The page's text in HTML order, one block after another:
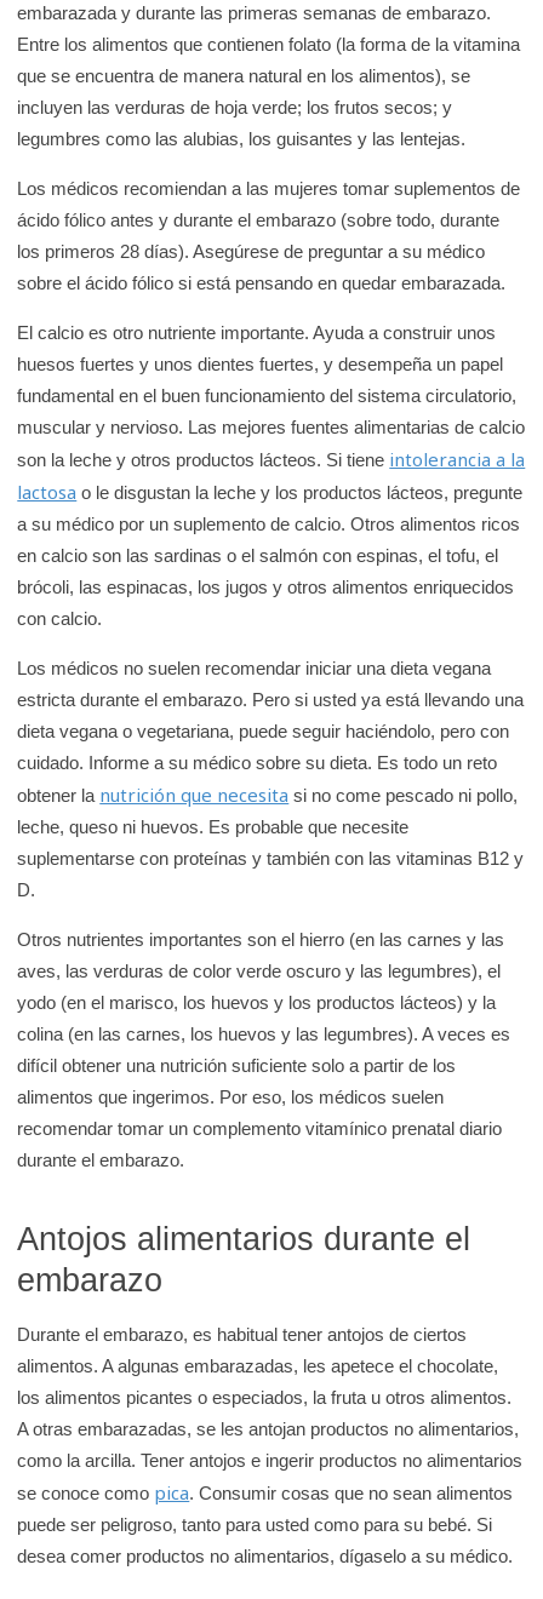
embarazada y durante las primeras semanas de embarazo.
Entre los alimentos que contienen folato (la forma de la vitamina
que se encuentra de manera natural en los alimentos), se
incluyen las verduras de hoja verde; los frutos secos; y
legumbres como las alubias, los guisantes y las lentejas.
Los médicos recomiendan a las mujeres tomar suplementos de
ácido fólico antes y durante el embarazo (sobre todo, durante
los primeros 28 días). Asegúrese de preguntar a su médico
sobre el ácido fólico si está pensando en quedar embarazada.
El calcio es otro nutriente importante. Ayuda a construir unos
huesos fuertes y unos dientes fuertes, y desempeña un papel
fundamental en el buen funcionamiento del sistema circulatorio,
muscular y nervioso. Las mejores fuentes alimentarias de calcio
son la leche y otros productos lácteos. Si tiene intolerancia a la
lactosa o le disgustan la leche y los productos lácteos, pregunte
a su médico por un suplemento de calcio. Otros alimentos ricos
en calcio son las sardinas o el salmón con espinas, el tofu, el
brócoli, las espinacas, los jugos y otros alimentos enriquecidos
con calcio.
Los médicos no suelen recomendar iniciar una dieta vegana
estricta durante el embarazo. Pero si usted ya está llevando una
dieta vegana o vegetariana, puede seguir haciéndolo, pero con
cuidado. Informe a su médico sobre su dieta. Es todo un reto
obtener la nutrición que necesita si no come pescado ni pollo,
leche, queso ni huevos. Es probable que necesite
suplementarse con proteínas y también con las vitaminas B12 y
D.
Otros nutrientes importantes son el hierro (en las carnes y las
aves, las verduras de color verde oscuro y las legumbres), el
yodo (en el marisco, los huevos y los productos lácteos) y la
colina (en las carnes, los huevos y las legumbres). A veces es
difícil obtener una nutrición suficiente solo a partir de los
alimentos que ingerimos. Por eso, los médicos suelen
recomendar tomar un complemento vitamínico prenatal diario
durante el embarazo.
Antojos alimentarios durante el
embarazo
Durante el embarazo, es habitual tener antojos de ciertos
alimentos. A algunas embarazadas, les apetece el chocolate,
los alimentos picantes o especiados, la fruta u otros alimentos.
A otras embarazadas, se les antojan productos no alimentarios,
como la arcilla. Tener antojos e ingerir productos no alimentarios
se conoce como pica. Consumir cosas que no sean alimentos
puede ser peligroso, tanto para usted como para su bebé. Si
desea comer productos no alimentarios, dígaselo a su médico.